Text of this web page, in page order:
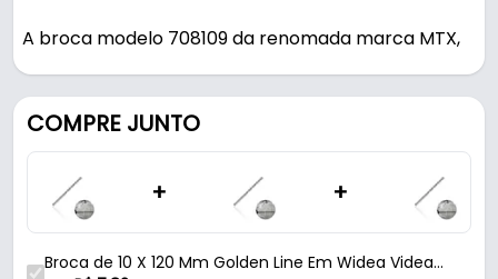
A broca modelo 708109 da renomada marca MTX,
excepcional em perfurações de concretos e
paredes. Com um diâmetro de 10 mm e um
comprimento total de 120 mm, essa broca é
fabricada em aço e também em widea, conhecido
por sua resistência e durabilidade em altas
temperaturas. O diferencial desta broca é o
revestimento em videa, que melhora na remoção
COMPRE JUNTO
+ +
Broca de 10 X 120 Mm Golden Line Em Widea Videa